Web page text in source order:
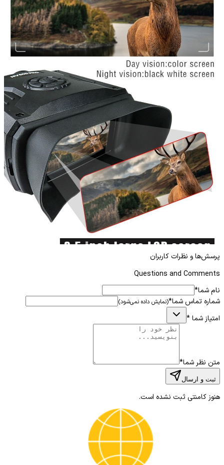
پرسش‌ها و نظرات کاربران
Questions and Comments
نام شما*
شماره تماس شما*(نمایش داده نمی‌شود)
امتیاز شما*
متن نظر شما*
ثبت و ارسال
هنوز کامنتی ثبت نشده است.